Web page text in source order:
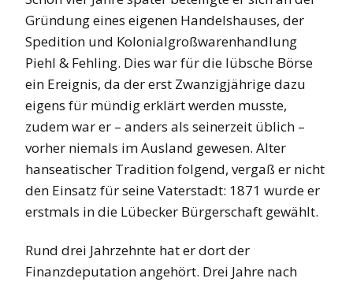
Gründung eines eigenen Handelshauses, der
Spedition und Kolonialgroßwarenhandlung
Piehl & Fehling. Dies war für die lübsche Börse
ein Ereignis, da der erst Zwanzigjährige dazu
eigens für mündig erklärt werden musste,
zudem war er – anders als seinerzeit üblich –
vorher niemals im Ausland gewesen. Alter
hanseatischer Tradition folgend, vergaß er nicht
den Einsatz für seine Vaterstadt: 1871 wurde er
erstmals in die Lübecker Bürgerschaft gewählt.
Rund drei Jahrzehnte hat er dort der
Finanzdeputation angehört. Drei Jahre nach